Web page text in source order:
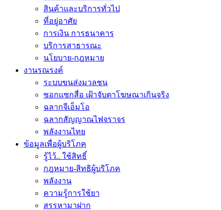
สินค้าและบริการทั่วไป
ที่อยู่อาศัย
การเงิน การธนาคาร
บริการสาธารณะ
นโยบาย-กฎหมาย
งานรณรงค์
ระบบขนส่งมวลชน
ซอกแซกสื่อ เฝ้าจับตาโฆษณาเกินจริง
ฉลากจีเอ็มโอ
ฉลากสัญญาณไฟจราจร
พลังงานไทย
ข้อมูลเพื่อผู้บริโภค
รู้ไว้.. ใช้สิทธิ์
กฎหมาย-สิทธิผู้บริโภค
พลังงาน
ความรู้การใช้ยา
สรรหามาฝาก